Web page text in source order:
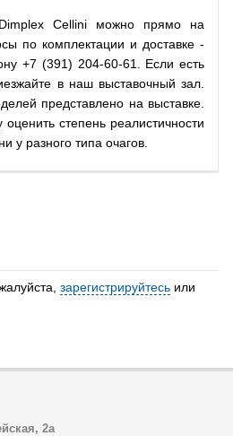
Cellini можно прямо на
по комплектации и доставке -
+7 (391) 204-60-61. Если есть
в наш выставочный зал.
представлено на выставке.
степень реалистичности
у разного типа очагов.
зарегистрируйтесь или
2а